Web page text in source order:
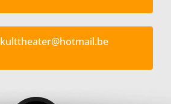
kulttheater@hotmail.be